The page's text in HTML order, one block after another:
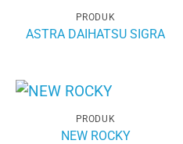
PRODUK
ASTRA DAIHATSU SIGRA
PRODUK
NEW ROCKY